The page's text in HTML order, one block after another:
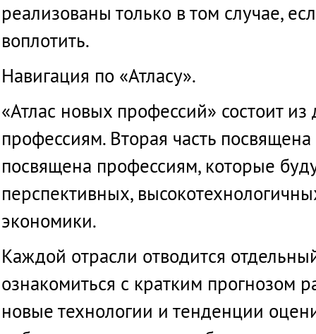
реализованы только в том случае,
воплотить.
Навигация по «Атласу».
«Атлас новых профессий» состоит из
профессиям. Вторая часть посвящена
посвящена профессиям, которые
перспективных,
экономики.
Каждой отрасли отводится
ознакомиться с кратким прогнозом
новые технологии и тенденции